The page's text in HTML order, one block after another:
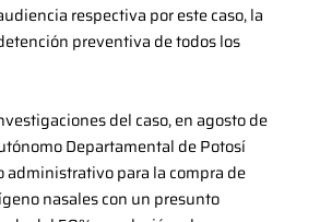
respectiva por este caso, la
preventiva de todos los
del caso, en agosto de
Departamental de Potosí
administrativo para la compra de
nasales con un presunto